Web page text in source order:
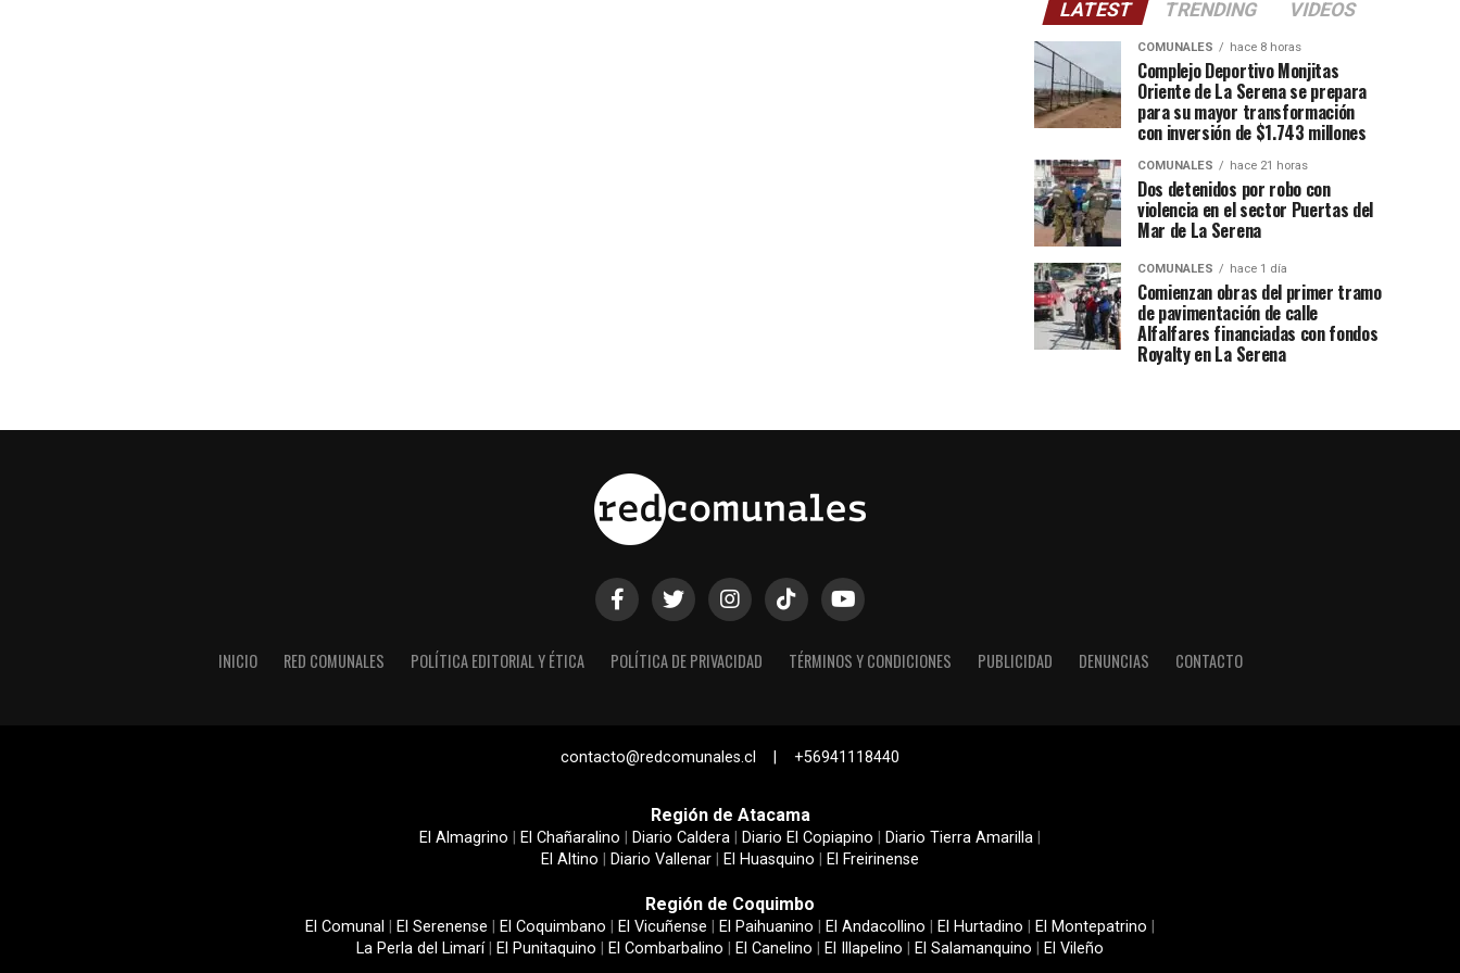
LATEST TRENDING VIDEOS
COMUNALES hace 8 horas
Complejo Deportivo Monjitas
Oriente de La Serena se prepara
para su mayor transformación
con inversión de $1.743 millones
COMUNALES hace 21 horas
Dos detenidos por robo con
violencia en el sector Puertas del
Mar de La Serena
COMUNALES hace 1 día
Comienzan obras del primer tramo
de pavimentación de calle
Alfalfares financiadas con fondos
Royalty en La Serena
INICIO RED COMUNALES POLÍTICA EDITORIAL Y ÉTICA POLÍTICA DE PRIVACIDAD TÉRMINOS Y CONDICIONES PUBLICIDAD DENUNCIAS CONTACTO
contacto@redcomunales.cl | +56941118440
Región de Atacama
El Almagrino El Chañaralino Diario Caldera Diario El Copiapino Diario Tierra Amarilla
El Altino
Diario Vallenar El Huasquino El Freirinense
Región de Coquimbo
El Comunal El Serenense El Coquimbano El Vicuñense El Paihuanino El Andacollino El Hurtadino El Montepatrino
La Perla del Limarí| El Punitaquino El Combarbalino El Canelino El Illapelino El Salamanquino El Vileño